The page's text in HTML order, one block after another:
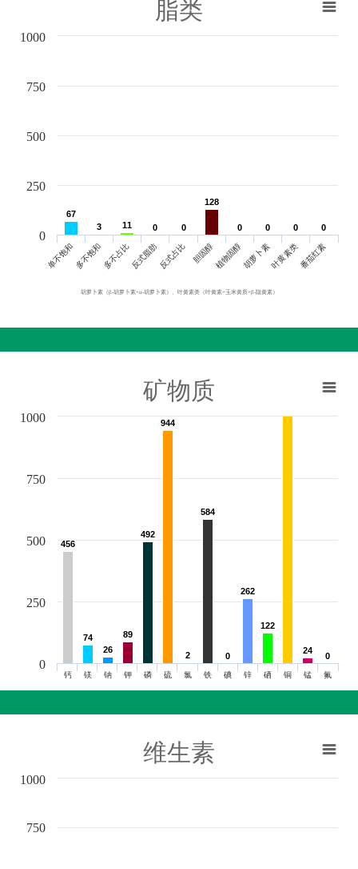
脂类
胡萝卜素（β-胡萝卜素+α-胡萝卜素）、叶黄素类（叶黄素+玉米黄质+β-隐黄素）
67
67
3
3 11
11 0
0 0
0
128
128
0
0 0
0 0
0 0
0
单不饱和多不饱和多不占比反式脂肪反式占比 胆固醇植物固醇胡萝卜素叶黄素类番茄红素
0
250
500
750
1000
矿物质
456
456
74
74
26
26
89
89
492
492
944
944
2
2
584
584
0
0
262
262
122
122
24
24
0
0
钙 镁 钠 钾 磷 硫 氯 铁 碘 锌 硒 铜 锰 氟
0
250
500
750
1000
维生素
750
1000